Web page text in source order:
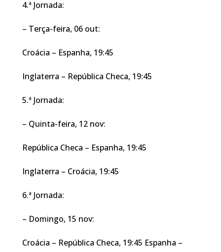
4.ª Jornada:
– Terça-feira, 06 out:
Croácia – Espanha, 19:45
Inglaterra – República Checa, 19:45
5.ª Jornada:
– Quinta-feira, 12 nov:
República Checa – Espanha, 19:45
Inglaterra – Croácia, 19:45
6.ª Jornada:
– Domingo, 15 nov:
Croácia – República Checa, 19:45 Espanha –